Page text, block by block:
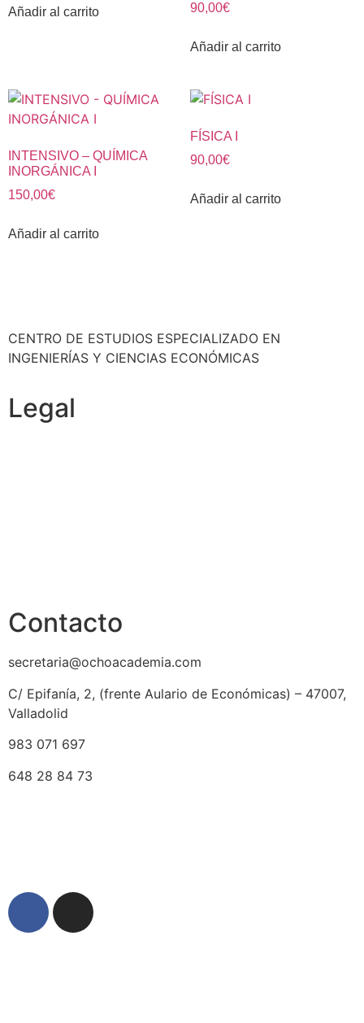
Añadir al carrito
90,00€
Añadir al carrito
INTENSIVO – QUÍMICA
INORGÁNICA I
150,00€
Añadir al carrito
FÍSICA I
90,00€
Añadir al carrito
CENTRO DE ESTUDIOS ESPECIALIZADO EN
INGENIERÍAS Y CIENCIAS ECONÓMICAS
Legal
Contacto
secretaria@ochoacademia.com
C/ Epifanía, 2, (frente Aulario de Económicas) – 47007,
Valladolid
983 071 697
648 28 84 73